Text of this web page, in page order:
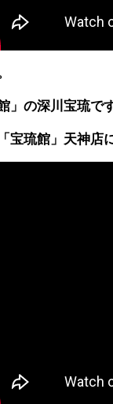
」の深川宝琉です
宝琉館」天神店